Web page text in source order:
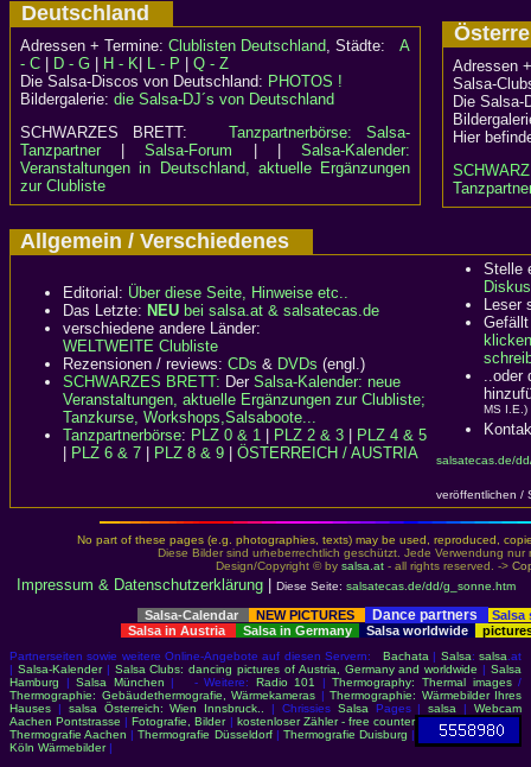
Deutschland
Adressen + Termine: Clublisten Deutschland, Städte: A
- C
D - G H - K L - P
Q - Z
Die Salsa-Discos von Deutschland: PHOTOS !
Bildergalerie: die Salsa-DJ´s von Deutschland
SCHWARZES BRETT:Tanzpartnerbörse: Salsa-
Tanzpartner|Salsa-Forum | |Salsa-Kalender:
Veranstaltungen in Deutschland, aktuelle Ergänzungen
zur Clubliste
Adressen
Salsa-
Die
Hier
Allgemein / Verschiedenes
Editorial: Über diese Seite, Hinweise etc..
Das Letzte: NEU bei salsa.at & salsatecas.de
verschiedene andere Länder:
WELTWEITE Clubliste
Rezensionen / reviews: CDs & DVDs (engl.)
SCHWARZES BRETT: Der Salsa-Kalender: neue
Veranstaltungen, aktuelle Ergänzungen zur Clubliste;
Tanzkurse, Workshops,Salsaboote...
Tanzpartnerbörse: PLZ 0 & 1 PLZ 2 & 3
PLZ 4 & 5
PLZ 6 & 7 PLZ 8 & 9 ÖSTERREICH / AUSTRIA
Stelle
Leser
klicken
..oder
MS I.E.)
salsatecas.de/
veröffentlichen /
No part of these pages (e.g. photographies, texts) may be used, reproduced,
Diese Bilder sind urheberrechtlich geschützt. Jede Verwendung
Design/Copyright © by salsa.at - all rights reserved. ->
Impressum & Datenschutzerklärung| Diese Seite: salsatecas.de/dd/g_sonne.htm
Salsa-Calendar NEW PICTURES Dance partners
Salsa
Salsa in Austria
Salsa in Germany Salsa worldwide
Partnerseiten sowie weitere Online-Angebote auf diesen Servern: Bachata | Salsa:salsa .at
| Salsa-Kalender| Salsa Clubs: dancing pictures of Austria, Germany and worldwide |Salsa
Hamburg |Salsa München | - Weitere: Radio 101 |Thermography: Thermal images/
Thermographie: Gebäudethermografie, Wärmekameras | Thermographie: Wärmebilder Ihres
Hauses | salsa Österreich: Wien Innsbruck.. | Chrissies Salsa Pages |salsa |Webcam
Aachen Pontstrasse |Fotografie, Bilder| kostenloser Zähler - free counter
Thermografie Aachen |Thermografie Düsseldorf| Thermografie Duisburg |
Köln Wärmebilder|